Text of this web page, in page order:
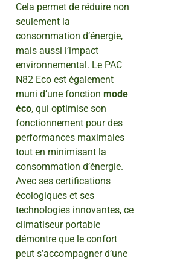
Cela permet de réduire non
seulement la
consommation d’énergie,
mais aussi l’impact
environnemental. Le PAC
N82 Eco est également
muni d’une fonction mode
éco, qui optimise son
fonctionnement pour des
performances maximales
tout en minimisant la
consommation d’énergie.
Avec ses certifications
écologiques et ses
technologies innovantes, ce
climatiseur portable
démontre que le confort
peut s’accompagner d’une